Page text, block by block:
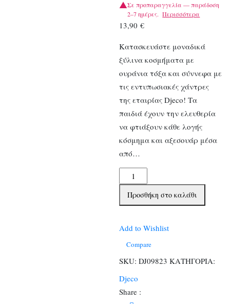
Σε προπαραγγελία — παράδοση
2–7 ημέρες. Περισσότερα
13,90€
Κατασκευάστε μοναδικά
ξύλινα κοσμήματα με
ουράνια τόξα και σύννεφα με
τις εντυπωσιακές χάντρες
της εταιρίας Djeco! Τα
παιδιά έχουν την ελευθερία
να φτιάξουν κάθε λογής
κόσμημα και αξεσουάρ μέσα
από…
Djeco
Κατασκευές
Ξύλινων
Ουράνιο
Τόξο
Προσθήκη στο καλάθι
Add to Wishlist
Compare
SKU: DJ09823 ΚΑΤΗΓΟΡΙΑ:
Djeco
Share :